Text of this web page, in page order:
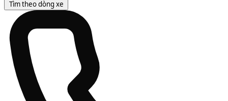
Tìm theo dòng xe